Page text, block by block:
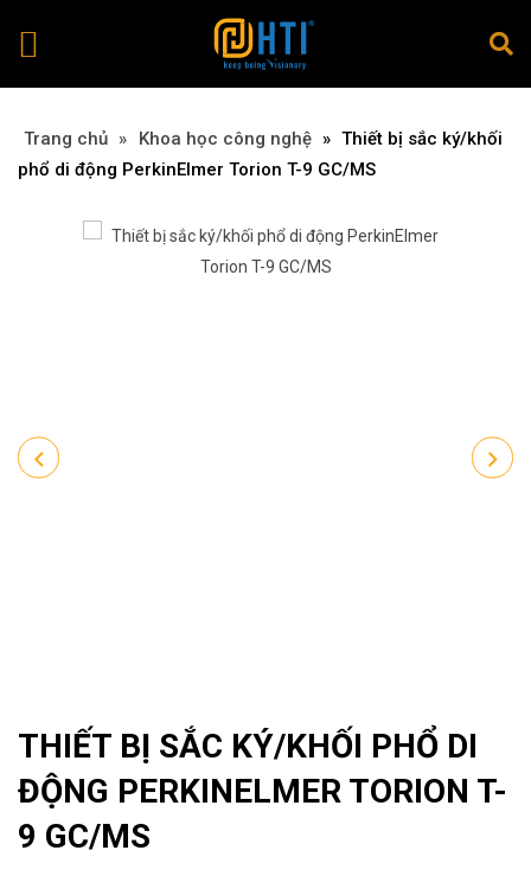
Trang chủ » »Khoa học công nghệ » Thiết bị sắc ký/khối
phổ di động PerkinElmer Torion T-9 GC/MS
THIẾT BỊ SẮC KÝ/KHỐI PHỔ DI
ĐỘNG PERKINELMER TORION T-
9 GC/MS